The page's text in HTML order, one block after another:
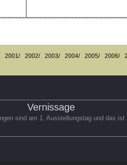
2001/ 2002/ 2003/ 2004/ 2005/ 2006/
Vernissage
sind am 1. Ausstellungstag und das